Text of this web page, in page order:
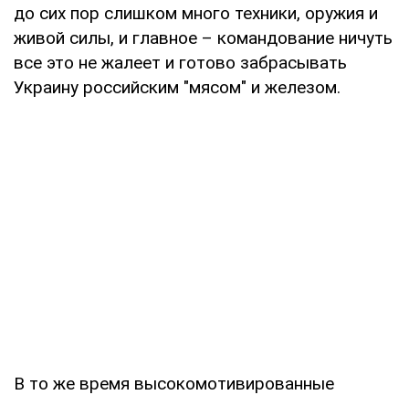
до сих пор слишком много техники, оружия и
живой силы, и главное – командование ничуть
все это не жалеет и готово забрасывать
Украину российским "мясом" и железом.
В то же время высокомотивированные